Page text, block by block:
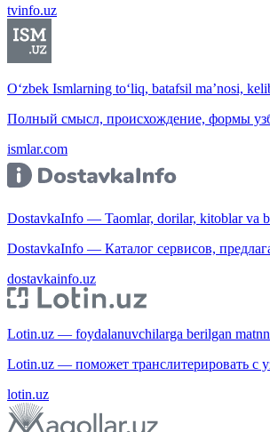
tvinfo.uz
O‘zbek Ismlarning to‘liq, batafsil ma’nosi,
Полный смысл, происхождение, формы
ismlar.com
DostavkaInfo — Taomlar, dorilar, kitoblar va
DostavkaInfo — Каталог сервисов,
dostavkainfo.uz
Lotin.uz — foydalanuvchilarga berilgan
Lotin.uz — поможет транслитерировать с
lotin.uz